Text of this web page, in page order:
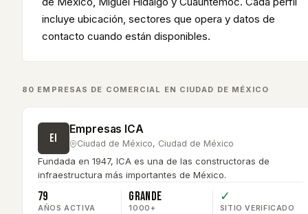
incluye ubicación, sectores que opera y datos de
contacto cuando están disponibles.
80 EMPRESAS DE COMERCIAL EN CIUDAD DE MÉXICO
EI
Empresas ICA
Ciudad de México, Ciudad de México
Fundada en 1947, ICA es una de las constructoras de
infraestructura más importantes de México.
79
AÑOS ACTIVA
Grande
1000+
✓
SITIO VERIFICADO